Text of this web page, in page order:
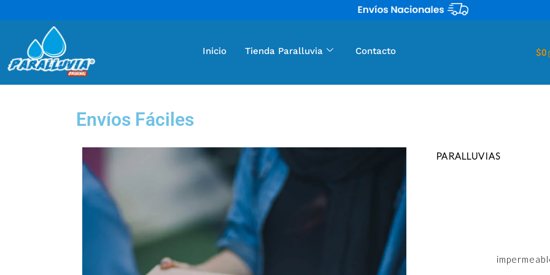
Inicio Tienda Paralluvia Contacto $0
Envíos Fáciles
PARALLUVIAS